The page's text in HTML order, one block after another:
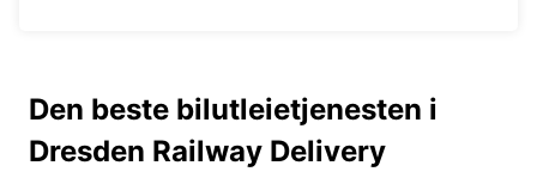
Den beste bilutleietjenesten i
Dresden Railway Delivery